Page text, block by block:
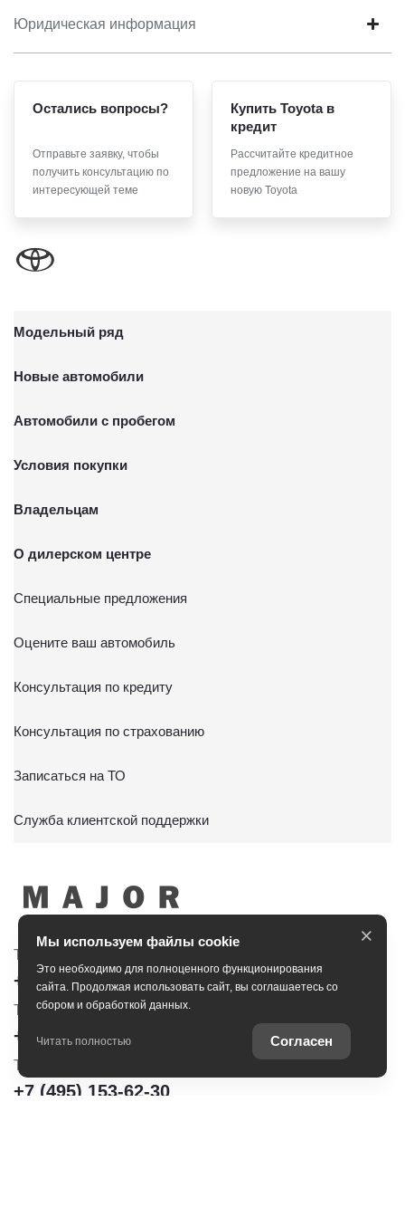
Юридическая информация
Остались вопросы?
Отправьте заявку, чтобы
получить консультацию по
интересующей теме
Купить Toyota в
кредит
Рассчитайте кредитное
предложение на вашу
новую Toyota
Модельный ряд
Новые автомобили
Автомобили с пробегом
Условия покупки
Владельцам
О дилерском центре
Специальные предложения
Оцените ваш автомобиль
Консультация по кредиту
Консультация по страхованию
Записаться на ТО
Служба клиентской поддержки
Тойота Центр Сити
+7 (495) 153-30-44 +7 (495) 153-54-65
Тойота Центр Сокольники
+7 (495) 172-04-83
Тойота Центр Шереметьево
+7 (495) 153-62-30
Мы используем файлы cookie
Это необходимо для полноценного функционирования
сайта. Продолжая использовать сайт, вы соглашаетесь со
сбором и обработкой данных.
Читать полностью Согласен
×